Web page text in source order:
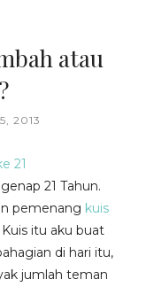
atau
2013
21 Tahun.
pemenang kuis
itu aku buat
di hari itu,
jumlah teman